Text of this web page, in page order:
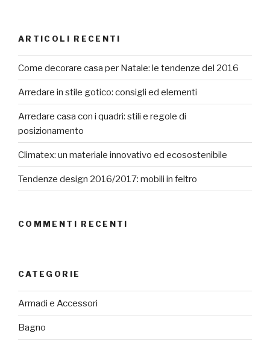
ARTICOLI RECENTI
Come decorare casa per Natale: le tendenze del 2016
Arredare in stile gotico: consigli ed elementi
Arredare casa con i quadri: stili e regole di
posizionamento
Climatex: un materiale innovativo ed ecosostenibile
Tendenze design 2016/2017: mobili in feltro
COMMENTI RECENTI
CATEGORIE
Armadi e Accessori
Bagno